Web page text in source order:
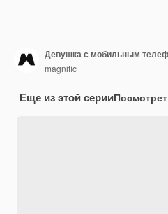
Девушка с мобильным
magnific
Еще из этой серии